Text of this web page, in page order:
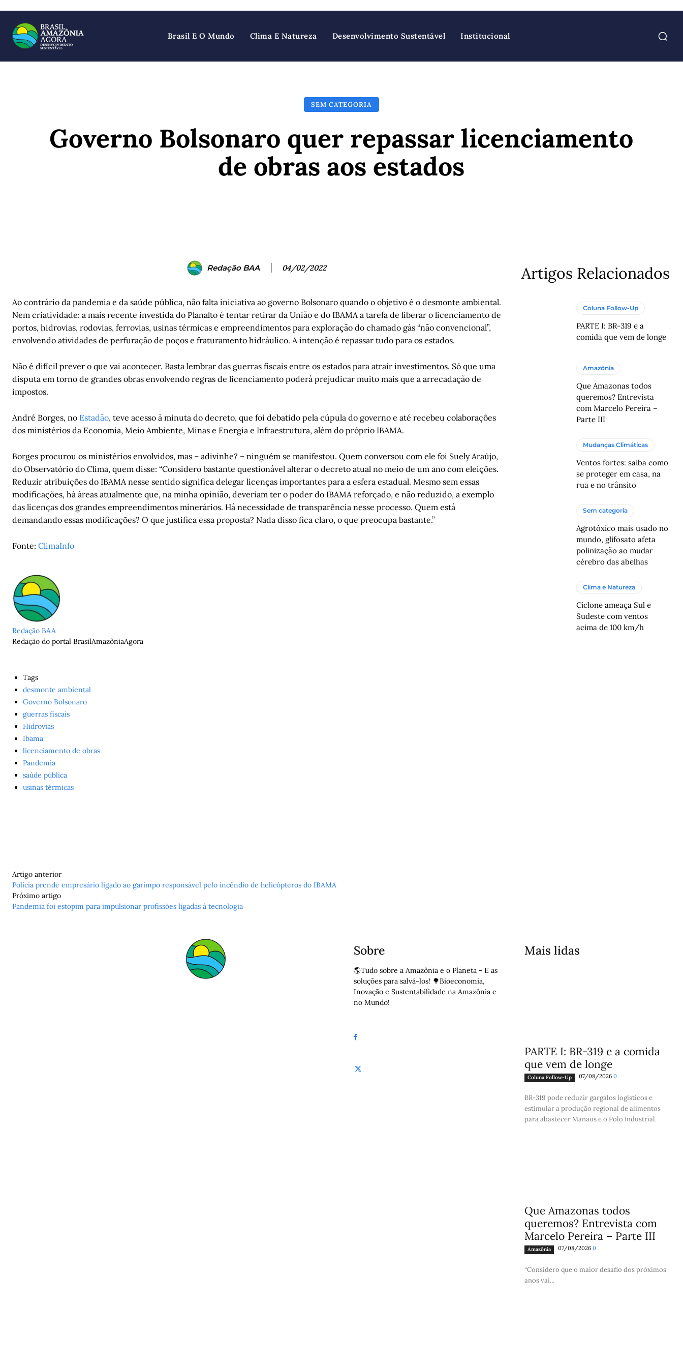
Brasil E O Mundo Clima E Natureza Desenvolvimento Sustentável Institucional
SEM CATEGORIA
Governo Bolsonaro quer repassar licenciamento
de obras aos estados
Redação BAA 04/02/2022
Ao contrário da pandemia e da saúde pública, não falta iniciativa ao governo Bolsonaro quando o objetivo é o desmonte ambiental.
Nem criatividade: a mais recente investida do Planalto é tentar retirar da União e do IBAMA a tarefa de liberar o licenciamento de
portos, hidrovias, rodovias, ferrovias, usinas térmicas e empreendimentos para exploração do chamado gás “não convencional”,
envolvendo atividades de perfuração de poços e fraturamento hidráulico. A intenção é repassar tudo para os estados.
Não é difícil prever o que vai acontecer. Basta lembrar das guerras fiscais entre os estados para atrair investimentos. Só que uma
disputa em torno de grandes obras envolvendo regras de licenciamento poderá prejudicar muito mais que a arrecadação de
impostos.
André Borges, no Estadão, teve acesso à minuta do decreto, que foi debatido pela cúpula do governo e até recebeu colaborações
dos ministérios da Economia, Meio Ambiente, Minas e Energia e Infraestrutura, além do próprio IBAMA.
Borges procurou os ministérios envolvidos, mas – adivinhe? – ninguém se manifestou. Quem conversou com ele foi Suely Araújo,
do Observatório do Clima, quem disse: “Considero bastante questionável alterar o decreto atual no meio de um ano com eleições.
Reduzir atribuições do IBAMA nesse sentido significa delegar licenças importantes para a esfera estadual. Mesmo sem essas
modificações, há áreas atualmente que, na minha opinião, deveriam ter o poder do IBAMA reforçado, e não reduzido, a exemplo
das licenças dos grandes empreendimentos minerários. Há necessidade de transparência nesse processo. Quem está
demandando essas modificações? O que justifica essa proposta? Nada disso fica claro, o que preocupa bastante.”
Fonte: ClimaInfo
Redação BAA
Redação do portal BrasilAmazôniaAgora
Tags
desmonte ambiental
Governo Bolsonaro
guerras fiscais
Hidrovias
Ibama
licenciamento de obras
Pandemia
saúde pública
usinas térmicas
Artigos Relacionados
Coluna Follow-Up
PARTE I: BR-319 e a
comida que vem de longe
Amazônia
Que Amazonas todos
queremos? Entrevista
com Marcelo Pereira –
Parte III
Mudanças Climáticas
Ventos fortes: saiba como
se proteger em casa, na
rua e no trânsito
Sem categoria
Agrotóxico mais usado no
mundo, glifosato afeta
polinização ao mudar
cérebro das abelhas
Clima e Natureza
Ciclone ameaça Sul e
Sudeste com ventos
acima de 100 km/h
Artigo anterior
Polícia prende empresário ligado ao garimpo responsável pelo incêndio de helicópteros do IBAMA
Próximo artigo
Pandemia foi estopim para impulsionar profissões ligadas à tecnologia
Sobre
🌎Tudo sobre a Amazônia e o Planeta - E as
soluções para salvá-los! 🌳Bioeconomia,
Inovação e Sustentabilidade na Amazônia e
no Mundo!
Mais lidas
PARTE I: BR-319 e a comida
que vem de longe
Coluna Follow-Up 07/08/2026 0
BR-319 pode reduzir gargalos logísticos e
estimular a produção regional de alimentos
para abastecer Manaus e o Polo Industrial.
Que Amazonas todos
queremos? Entrevista com
Marcelo Pereira – Parte III
Amazônia 07/08/2026 0
“Considero que o maior desafio dos próximos
anos vai...